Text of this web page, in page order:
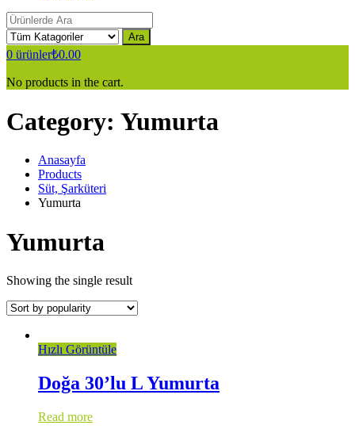
Ara
0 ürünler₺0.00
No products in the cart.
Category: Yumurta
Anasayfa
Products
Süt, Şarküteri
Yumurta
Yumurta
Showing the single result
Hızlı Görüntüle
Doğa 30’lu L Yumurta
Read more